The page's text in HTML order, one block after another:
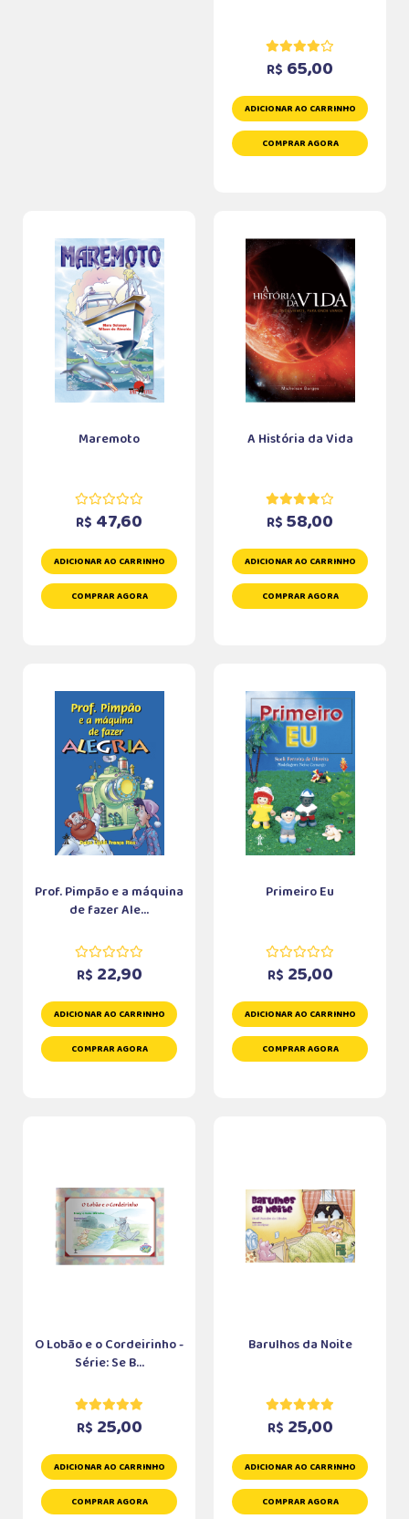
R$ 65,00
ADICIONAR AO CARRINHO
COMPRAR AGORA
Maremoto
R$ 47,60
ADICIONAR AO CARRINHO
COMPRAR AGORA
A História da Vida
R$ 58,00
ADICIONAR AO CARRINHO
COMPRAR AGORA
Prof. Pimpão e a máquina
de fazer Ale...
R$ 22,90
ADICIONAR AO CARRINHO
COMPRAR AGORA
Primeiro Eu
R$ 25,00
ADICIONAR AO CARRINHO
COMPRAR AGORA
O Lobão e o Cordeirinho -
Série: Se B...
R$ 25,00
ADICIONAR AO CARRINHO
COMPRAR AGORA
Barulhos da Noite
R$ 25,00
ADICIONAR AO CARRINHO
COMPRAR AGORA